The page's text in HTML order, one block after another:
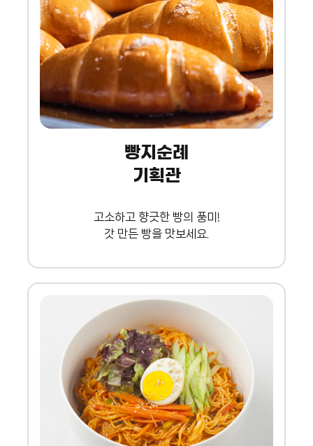
빵지순례
기획관
고소하고 향긋한 빵의 풍미!
갓 만든 빵을 맛보세요.